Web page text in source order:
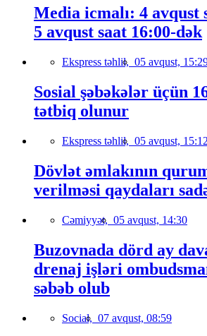
Media icmalı: 4 avqust
5 avqust saat 16:00-dək
Ekspress təhlil, 05 avqust,
Sosial şəbəkələr üçün
tətbiq olunur
Ekspress təhlil, 05 avqust, 15:12
Dövlət əmlakının
verilməsi qaydaları
Cəmiyyət, 05 avqust, 14:30
Buzovnada dörd ay
drenaj işləri
səbəb olub
Social, 07 avqust, 08:59